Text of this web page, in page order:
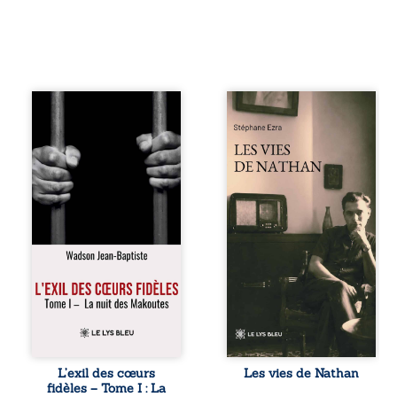
« Une nuit suffit
parfois pour briser
une famille… mais
certaines fidélités
traversent les
années. » Haïti,
sous la dictature
des Duvalier. La
peur s’étend
jusque dans les
villages les plus
reculés. À Bainet,
Jean-Joël Joli
mène une
avec sa famille.
respecté, il refuse
pourtant de
L’exil des cœurs
fidèles – Tome I : La
Les vies de
Nathan est un
né en trois jours,
au printemps
2026. Pour la
première fois,
Stéphane Ezra,
médium, a pu
communiquer
avec son père,
disparu depuis
plus de vingt ans
et qu’il n’a jamais
connu. De ce
dialogue par-delà
la mort naissent
des poèmes qui
retracent une vie
Les vies de Nathan